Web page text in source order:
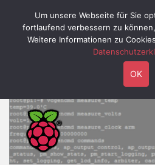
Willy's Technik-Blog
shell
Um unsere Webseite für Sie
fortlaufend verbessern zu
Weitere Informationen zu
OK